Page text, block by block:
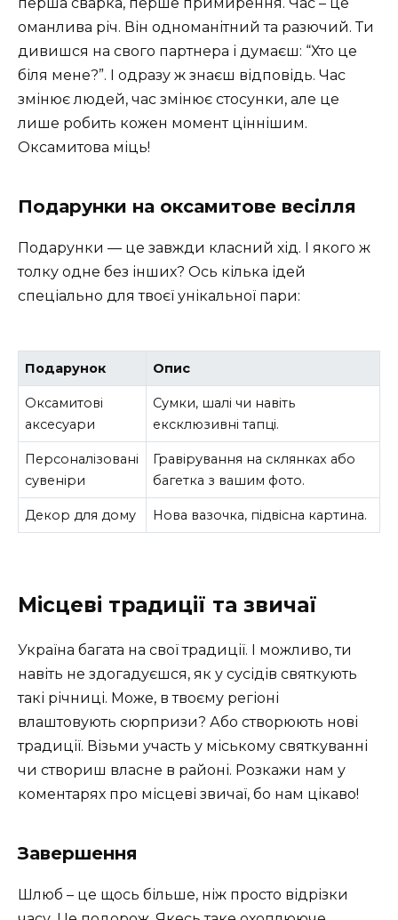
оманлива річ. Він одноманітний та разючий. Ти
дивишся на свого партнера і думаєш: “Хто це
біля мене?”. І одразу ж знаєш відповідь. Час
змінює людей, час змінює стосунки, але це
лише робить кожен момент ціннішим.
Оксамитова міць!
Подарунки на оксамитове весілля
Подарунки — це завжди класний хід. І якого ж
толку одне без інших? Ось кілька ідей
спеціально для твоєї унікальної пари:
Подарунок Опис
Оксамитові
аксесуари
Сумки, шалі чи навіть
ексклюзивні тапці.
Персоналізовані
сувеніри
Гравірування на склянках або
багетка з вашим фото.
Декор для дому Нова вазочка, підвісна картина.
Місцеві традиції та звичаї
Україна багата на свої традиції. І можливо, ти
навіть не здогадуєшся, як у сусідів святкують
такі річниці. Може, в твоєму регіоні
влаштовують сюрпризи? Або створюють нові
традиції. Візьми участь у міському святкуванні
чи створиш власне в районі. Розкажи нам у
коментарях про місцеві звичаї, бо нам цікаво!
Завершення
Шлюб – це щось більше, ніж просто відрізки